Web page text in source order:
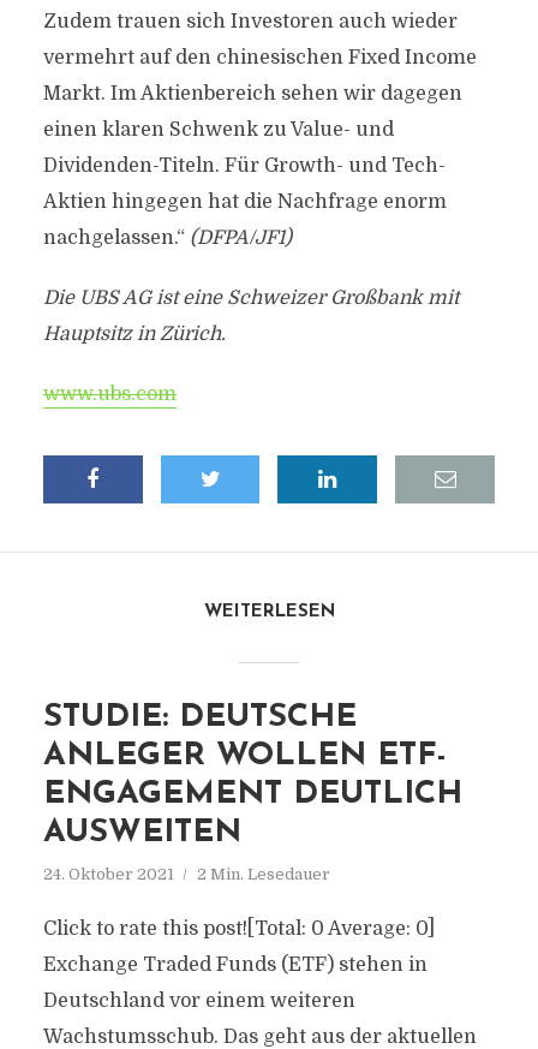
Zudem trauen sich Investoren auch wieder
vermehrt auf den chinesischen Fixed Income
Markt. Im Aktienbereich sehen wir dagegen
einen klaren Schwenk zu Value- und
Dividenden-Titeln. Für Growth- und Tech-
Aktien hingegen hat die Nachfrage enorm
nachgelassen.“ (DFPA/JF1)
Die UBS AG ist eine Schweizer Großbank mit
Hauptsitz in Zürich.
www.ubs.com
WEITERLESEN
STUDIE: DEUTSCHE
ANLEGER WOLLEN ETF-
ENGAGEMENT DEUTLICH
AUSWEITEN
24. Oktober 2021 2 Min. Lesedauer
Click to rate this post![Total: 0 Average: 0]
Exchange Traded Funds (ETF) stehen in
Deutschland vor einem weiteren
Wachstumsschub. Das geht aus der aktuellen